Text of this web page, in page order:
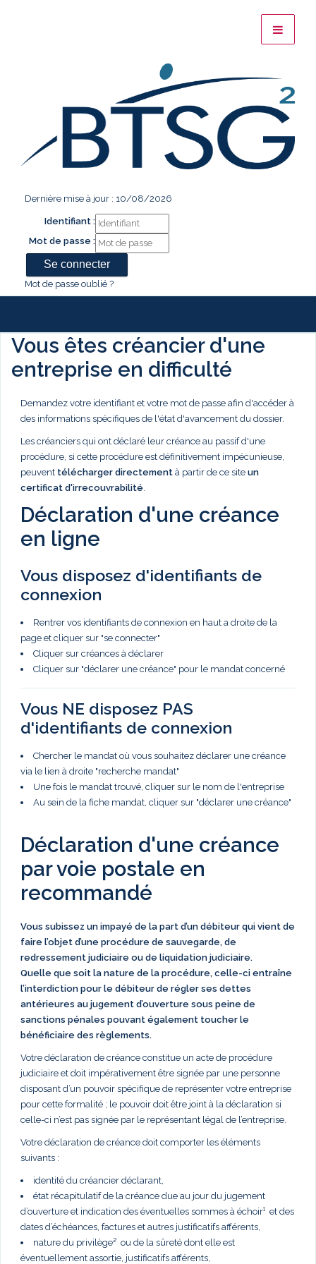
Dernière mise à jour : 10/08/2026
Identifiant :
Mot de passe :
Mot de passe oublié ?
Vous êtes créancier d'une
entreprise en difficulté
Demandez votre identifiant et votre mot de passe afin d'accéder à
des informations spécifiques de l'état d'avancement du dossier.
Les créanciers qui ont déclaré leur créance au passif d'une
procédure, si cette procédure est définitivement impécunieuse,
peuvent télécharger directement à partir de ce site un
certificat d'irrecouvrabilité.
Déclaration d'une créance
en ligne
Vous disposez d'identifiants de
connexion
Rentrer vos identifiants de connexion en haut a droite de la
page et cliquer sur "se connecter"
Cliquer sur créances à déclarer
Cliquer sur "déclarer une créance" pour le mandat concerné
Vous NE disposez PAS
d'identifiants de connexion
Chercher le mandat où vous souhaitez déclarer une créance
via le lien à droite "recherche mandat"
Une fois le mandat trouvé, cliquer sur le nom de l'entreprise
Au sein de la fiche mandat, cliquer sur "déclarer une créance"
Déclaration d'une créance
par voie postale en
recommandé
Vous subissez un impayé de la part d’un débiteur qui vient de
faire l’objet d’une procédure de sauvegarde, de
redressement judiciaire ou de liquidation judiciaire.
Quelle que soit la nature de la procédure, celle-ci entraîne
l’interdiction pour le débiteur de régler ses dettes
antérieures au jugement d’ouverture sous peine de
sanctions pénales pouvant également toucher le
bénéficiaire des règlements.
Votre déclaration de créance constitue un acte de procédure
judiciaire et doit impérativement être signée par une personne
disposant d’un pouvoir spécifique de représenter votre entreprise
pour cette formalité ; le pouvoir doit être joint à la déclaration si
celle-ci n’est pas signée par le représentant légal de l’entreprise.
Votre déclaration de créance doit comporter les éléments
suivants :
identité du créancier déclarant,
état récapitulatif de la créance due au jour du jugement
d’ouverture et indication des éventuelles sommes à échoir¹ et des
dates d’échéances, factures et autres justificatifs afférents,
nature du privilège² ou de la sûreté dont elle est
éventuellement assortie, justificatifs afférents,